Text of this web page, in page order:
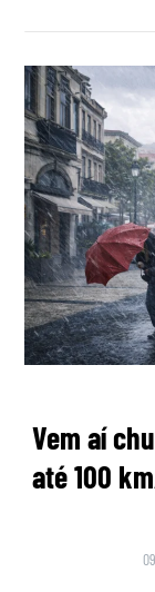
Vem aí
até 100